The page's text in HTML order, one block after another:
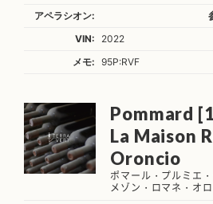
アペラシオン:
VIN:
2022
メモ:
95P:RVF
Pommard
La Maison
Oroncio
ポマール・プルミエ
メゾン・ロマネ・オ